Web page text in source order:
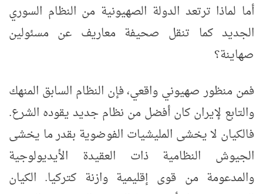
أما لماذا ترتعد الدولة الصهيونية من النظام السوري
الجديد كما تنقل صحيفة معاريف عن مسئولين
صهاينة؟
فمن منظور صهيوني واقعي، فإن النظام السابق المنهك
والتابع لإيران كان أفضل من نظام جديد يقوده الشرع.
فالكيان لا يخشى المليشيات الفوضوية بقدر ما يخشى
الجيوش النظامية ذات العقيدة الأيديولوجية
والمدعومة من قوى إقليمية وازنة كتركيا. الكيان